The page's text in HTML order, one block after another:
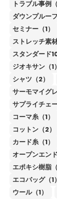
トラブル事例
ダウンプルーフ
セミナー（1）
ストレッチ素材
スタンダード
ジオキサン（1）
シャツ（2）
サーモマイグ
サプライチェ
コーマ糸（1）
コットン（2）
カード糸（1）
オープンエンド
エポキシ樹脂（
エコバッグ（1）
ウール（1）